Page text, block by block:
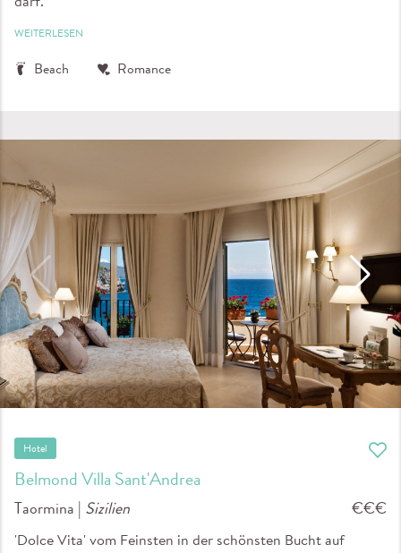
darf.
WEITERLESEN
Beach Romance
Belmond Villa Sant'Andrea
Hotel
Taormina | Sizilien €€€
'Dolce Vita' vom Feinsten in der schönsten Bucht auf